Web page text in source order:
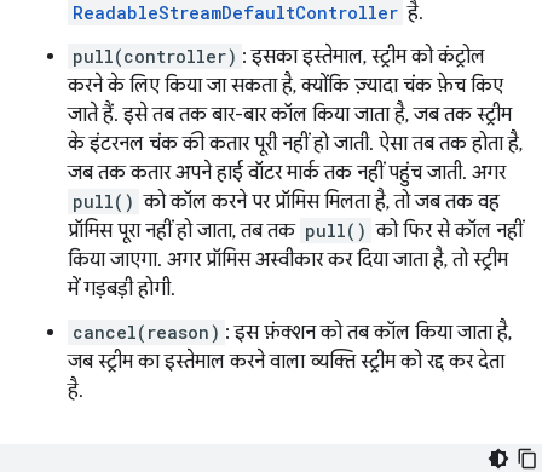
ReadableStreamDefaultController है.
pull(controller) : इसका इस्तेमाल, स्ट्रीम को कंट्रोल
करने के लिए किया जा सकता है, क्योंकि ज़्यादा चंक फ़ेच किए
जाते हैं. इसे तब तक बार-बार कॉल किया जाता है, जब तक स्ट्रीम
के इंटरनल चंक की कतार पूरी नहीं हो जाती. ऐसा तब तक होता है,
जब तक कतार अपने हाई वॉटर मार्क तक नहीं पहुंच जाती. अगर
pull() को कॉल करने पर प्रॉमिस मिलता है, तो जब तक वह
प्रॉमिस पूरा नहीं हो जाता, तब तक pull() को फिर से कॉल नहीं
किया जाएगा. अगर प्रॉमिस अस्वीकार कर दिया जाता है, तो स्ट्रीम
में गड़बड़ी होगी.
cancel(reason) : इस फ़ंक्शन को तब कॉल किया जाता है,
जब स्ट्रीम का इस्तेमाल करने वाला व्यक्ति स्ट्रीम को रद्द कर देता
है.